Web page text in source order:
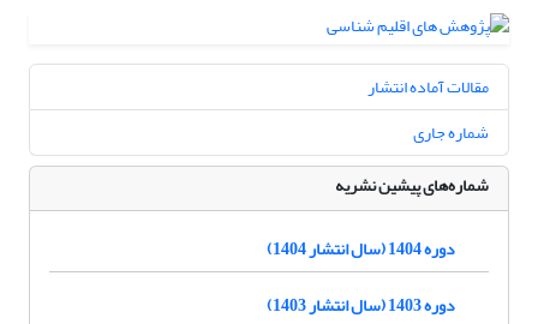
مقالات آماده انتشار
شماره جاری
شماره‌های پیشین نشریه
دوره 1404 (سال انتشار 1404)
دوره 1403 (سال انتشار 1403)